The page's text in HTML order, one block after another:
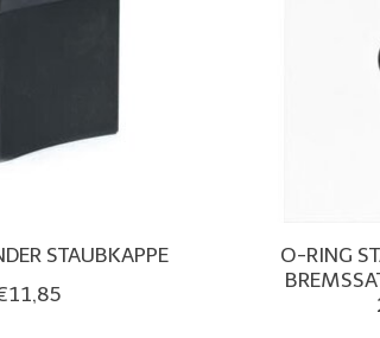
STAUBKAPPE
O-RING